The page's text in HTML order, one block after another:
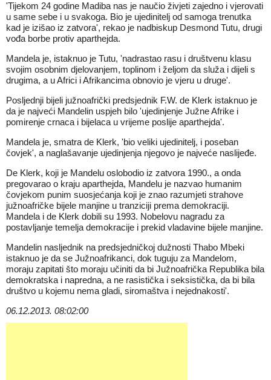
'Tijekom 24 godine Madiba nas je naučio živjeti zajedno i vjerovati
u same sebe i u svakoga. Bio je ujedinitelj od samoga trenutka
kad je izišao iz zatvora', rekao je nadbiskup Desmond Tutu, drugi
vođa borbe protiv aparthejda.
Mandela je, istaknuo je Tutu, 'nadrastao rasu i društvenu klasu
svojim osobnim djelovanjem, toplinom i željom da služa i dijeli s
drugima, a u Africi i Afrikancima obnovio je vjeru u druge'.
Posljednji bijeli južnoafrički predsjednik F.W. de Klerk istaknuo je
da je najveći Mandelin uspjeh bilo 'ujedinjenje Južne Afrike i
pomirenje crnaca i bijelaca u vrijeme poslije aparthejda'.
Mandela je, smatra de Klerk, 'bio veliki ujedinitelj, i poseban
čovjek', a naglašavanje ujedinjenja njegovo je najveće naslijeđe.
De Klerk, koji je Mandelu oslobodio iz zatvora 1990., a onda
pregovarao o kraju aparthejda, Mandelu je nazvao humanim
čovjekom punim suosjećanja koji je znao razumjeti strahove
južnoafričke bijele manjine u tranziciji prema demokraciji.
Mandela i de Klerk dobili su 1993. Nobelovu nagradu za
postavljanje temelja demokracije i prekid vladavine bijele manjine.
Mandelin nasljednik na predsjedničkoj dužnosti Thabo Mbeki
istaknuo je da se Južnoafrikanci, dok tuguju za Mandelom,
moraju zapitati što moraju učiniti da bi Južnoafrička Republika bila
demokratska i napredna, a ne rasistička i seksistička, da bi bila
društvo u kojemu nema gladi, siromaštva i nejednakosti'.
06.12.2013. 08:02:00